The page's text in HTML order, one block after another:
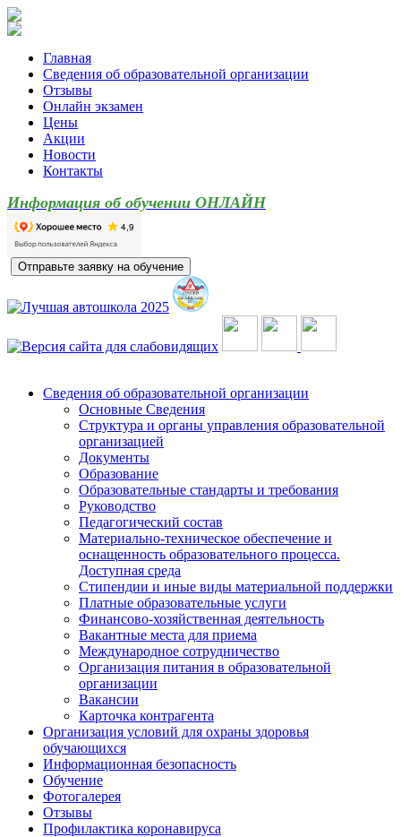
Главная
Сведения об образовательной организации
Отзывы
Онлайн экзамен
Цены
Акции
Новости
Контакты
Информация об обучении ОНЛАЙН
Сведения об образовательной организации
Основные Сведения
Структура и органы управления образовательной
организацией
Документы
Образование
Образовательные стандарты и требования
Руководство
Педагогический состав
Материально-техническое обеспечение и
оснащенность образовательного процесса.
Доступная среда
Стипендии и иные виды материальной поддержки
Платные образовательные услуги
Финансово-хозяйственная деятельность
Вакантные места для приема
Международное сотрудничество
Организация питания в образовательной
организации
Вакансии
Карточка контрагента
Организация условий для охраны здоровья
обучающихся
Информационная безопасность
Обучение
Фотогалерея
Отзывы
Профилактика коронавируса